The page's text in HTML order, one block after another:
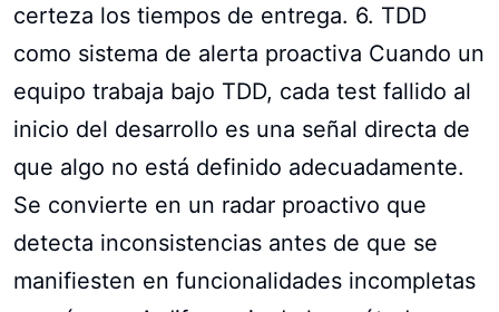
certeza los tiempos de entrega. 6. TDD
como sistema de alerta proactiva Cuando un
equipo trabaja bajo TDD, cada test fallido al
inicio del desarrollo es una señal directa de
que algo no está definido adecuadamente.
Se convierte en un radar proactivo que
detecta inconsistencias antes de que se
manifiesten en funcionalidades incompletas